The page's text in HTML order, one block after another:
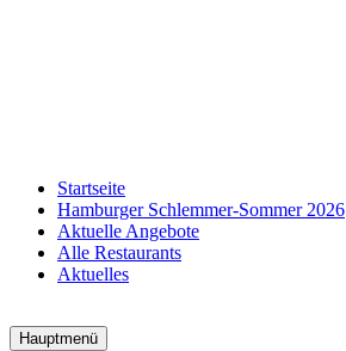
Startseite
Hamburger Schlemmer-Sommer 2026
Aktuelle Angebote
Alle Restaurants
Aktuelles
Hauptmenü